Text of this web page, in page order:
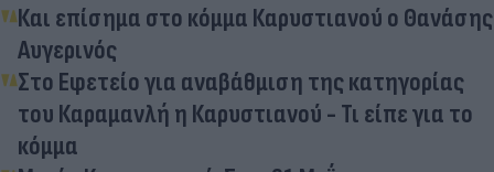
Και επίσημα στο κόμμα Καρυστιανού ο Θανάσης
Αυγερινός
Στο Εφετείο για αναβάθμιση της κατηγορίας
του Καραμανλή η Καρυστιανού - Τι είπε για το
κόμμα